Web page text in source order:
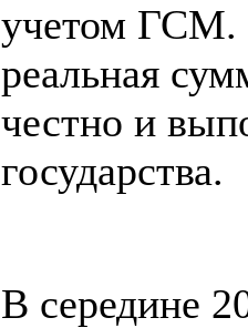
учетом ГСМ.
реальная
честно и
государства.
В середине